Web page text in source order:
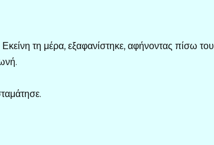
τη μέρα, εξαφανίστηκε, αφήνοντας πίσω του